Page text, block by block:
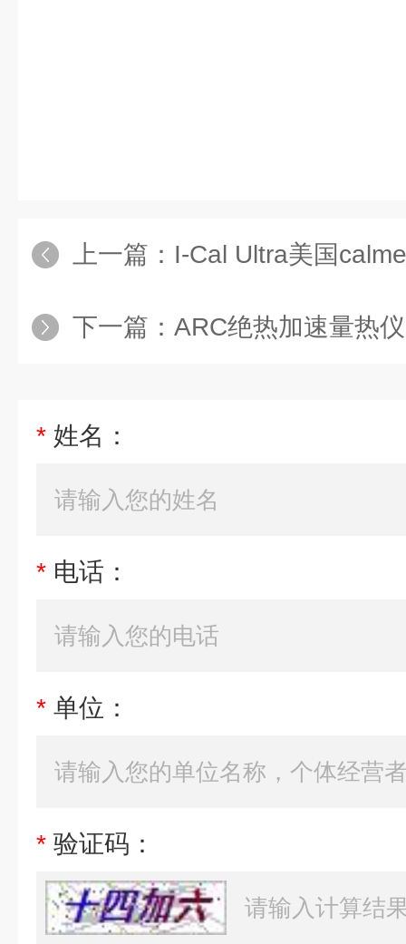
上一篇： I-Cal Ultra美国
下一篇： ARC绝热加速量热
* 姓名：
* 电话：
* 单位：
* 验证码：